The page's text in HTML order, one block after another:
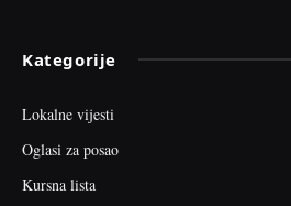
Kategorije
Lokalne vijesti
Oglasi za posao
Kursna lista